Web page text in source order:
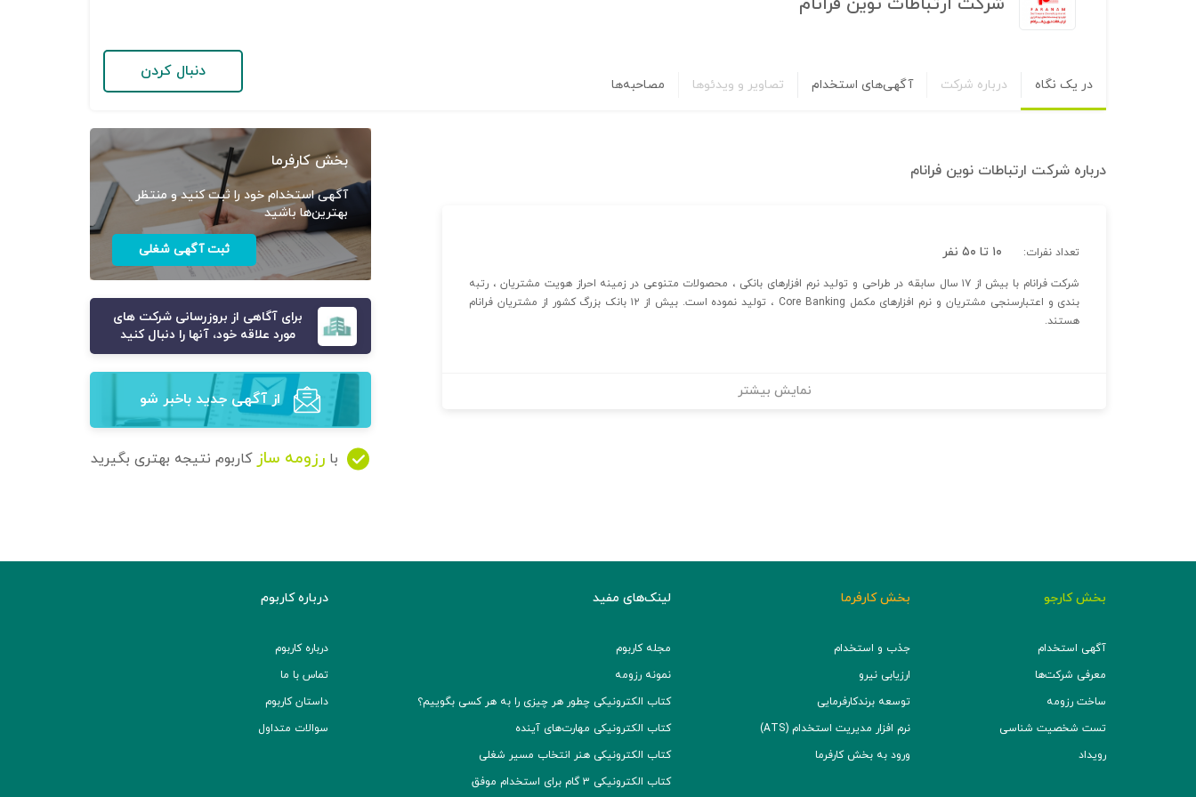
در یک نگاه درباره شرکت آگهی‌های استخدام تصاویر و ویدئوها مصاحبه‌ها
دنبال کردن
درباره شرکت ارتباطات نوین فرانام
تعداد نفرات: ۱۰ تا ۵۰ نفر
شرکت فرانام با بیش از ۱۷ سال سابقه در طراحی و تولید نرم افزارهای بانکی ، محصولات متنوعی در زمینه احراز هویت مشتریان ، رتبه
بندی و اعتبارسنجی مشتریان و نرم افزارهای مکمل Core Banking ، تولید نموده است. بیش از ۱۲ بانک بزرگ کشور از مشتریان فرانام
هستند.
نمایش بیشتر
بخش کارفرما
آگهی استخدام خود را ثبت کنید و منتظر
بهترین‌ها باشید
ثبت آگهی شغلی
برای آگاهی از بروزرسانی شرکت های
مورد علاقه خود، آنها را دنبال کنید
از آگهی‌ جدید باخبر شو
با رزومه ساز کاربوم نتیجه بهتری بگیرید
بخش کارجو
آگهی استخدام
معرفی شرکت‌ها
ساخت رزومه
تست شخصیت شناسی
رویداد
بخش کارفرما
جذب و استخدام
ارزیابی نیرو
توسعه برند‌کارفرمایی
نرم افزار مدیریت استخدام (ATS)
ورود به بخش کارفرما
لینک‌های مفید
مجله کاربوم
نمونه رزومه
کتاب الکترونیکی چطور هر چیزی را به هر کسی بگوییم؟
کتاب الکترونیکی مهارت‌های آینده
کتاب الکترونیکی هنر انتخاب مسیر شغلی
کتاب الکترونیکی ۳ گام برای استخدام موفق
درباره کاربوم
درباره کاربوم
تماس با ما
داستان کاربوم
سوالات متداول